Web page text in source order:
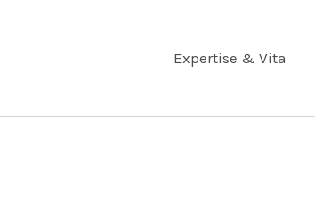
Expertise & Vita